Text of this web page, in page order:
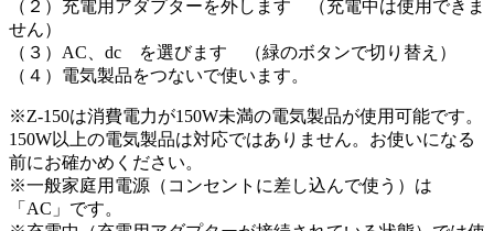
（２）充電用アダプターを外します （充電中は使用できま
せん）
（３）AC、dc を選びます （緑のボタンで切り替え）
（４）電気製品をつないで使います。
※Z-150は消費電力が150W未満の電気製品が使用可能です。
150W以上の電気製品は対応ではありません。お使いになる
前にお確かめください。
※一般家庭用電源（コンセントに差し込んで使う）は
「AC」です。